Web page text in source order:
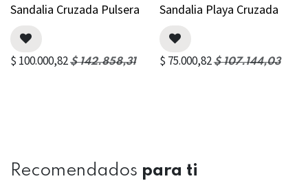
Sandalia Cruzada Pulsera
$ 100.000,82$142.858,31
Sandalia Playa Cruzada
$ 75.000,82$107.144,03
Recomendados para ti